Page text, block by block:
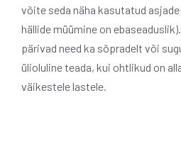
võite seda näha kasutatud
hällide müümine on
pärivad need ka sõpradelt või
ülioluline teada, kui ohtlikud on
väikestele lastele.